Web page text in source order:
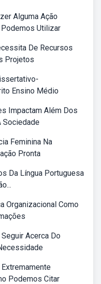
Alguma Ação
Podemos Utilizar
De Recursos
Projetos
Ensino Médio
Impactam Além Dos
Sociedade
Feminina Na
Pronta
Da Língua Portuguesa
Organizacional Como
Acerca Do
Podemos Citar